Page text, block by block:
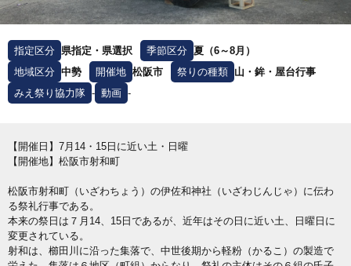
指定区分 県指定・県選択 季節区分 夏（6～8月）
地域区分 中勢 開催地 松阪市 祭りの種類 山・鉾・屋台行事
みえ祭り協力隊 - 動画 -
【開催日】7月14・15日に近い土・日曜
【開催地】松阪市射和町
松阪市射和町（いざわちょう）の伊佐和神社（いざわじんじゃ）に伝わ
る祭礼行事である。
本来の祭日は７月14、15日であるが、近年はその日に近い土、日曜日に
変更されている。
射和は、櫛田川に沿った集落で、中世後期から軽粉（かるこ）の製造で